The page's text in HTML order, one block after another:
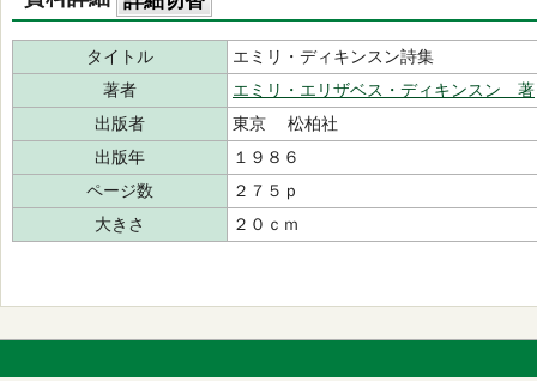
タイトル
エミリ・ディキンスン詩集
著者
エミリ・エリザベス・ディキンスン 著
出版者
東京 松柏社
出版年
１９８６
ページ数
２７５ｐ
大きさ
２０ｃｍ